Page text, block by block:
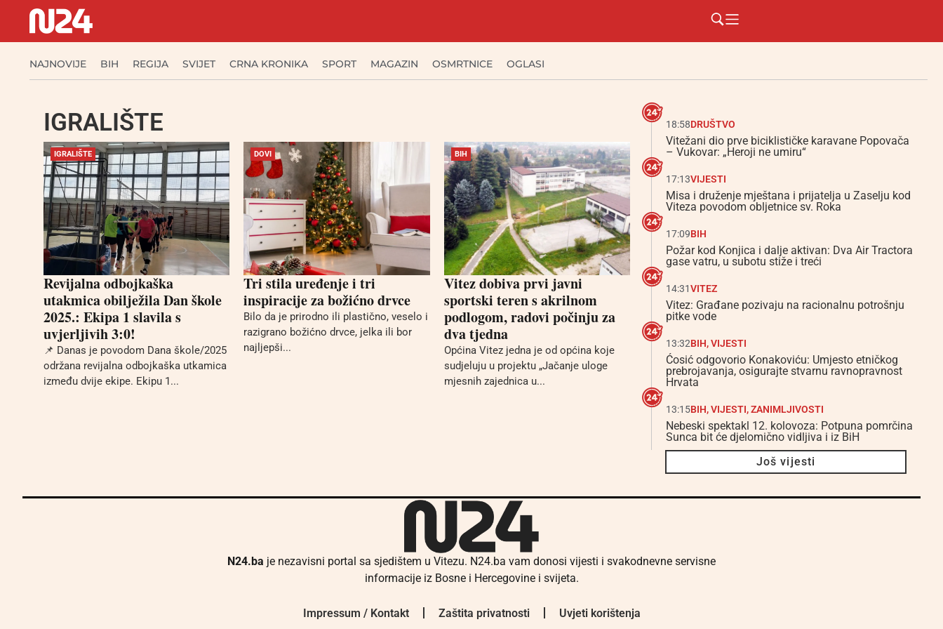
NAJNOVIJE BIH REGIJA SVIJET CRNA KRONIKA SPORT MAGAZIN OSMRTNICE OGLASI
IGRALIŠTE
IGRALIŠTE
Revijalna odbojkaška
utakmica obilježila Dan škole
2025.: Ekipa 1 slavila s
uvjerljivih 3:0!
📌 Danas je povodom Dana škole/2025
održana revijalna odbojkaška utkamica
između dvije ekipe. Ekipu 1...
DOVI
Tri stila uređenje i tri
inspiracije za božićno drvce
Bilo da je prirodno ili plastično, veselo i
razigrano božićno drvce, jelka ili bor
najljepši...
BIH
Vitez dobiva prvi javni
sportski teren s akrilnom
podlogom, radovi počinju za
dva tjedna
Općina Vitez jedna je od općina koje
sudjeluju u projektu „Jačanje uloge
mjesnih zajednica u...
18:58DRUŠTVO
Vitežani dio prve biciklističke karavane Popovača
– Vukovar: „Heroji ne umiru“
17:13VIJESTI
Misa i druženje mještana i prijatelja u Zaselju kod
Viteza povodom obljetnice sv. Roka
17:09BIH
Požar kod Konjica i dalje aktivan: Dva Air Tractora
gase vatru, u subotu stiže i treći
14:31VITEZ
Vitez: Građane pozivaju na racionalnu potrošnju
pitke vode
13:32BIH,VIJESTI
Ćosić odgovorio Konakoviću: Umjesto etničkog
prebrojavanja, osigurajte stvarnu ravnopravnost
Hrvata
13:15BIH,VIJESTI,ZANIMLJIVOSTI
Nebeski spektakl 12. kolovoza: Potpuna pomrčina
Sunca bit će djelomično vidljiva i iz BiH
Još vijesti
N24.ba je nezavisni portal sa sjedištem u Vitezu. N24.ba vam donosi vijesti i svakodnevne servisne
informacije iz Bosne i Hercegovine i svijeta.
Impressum / Kontakt Zaštita privatnosti Uvjeti korištenja